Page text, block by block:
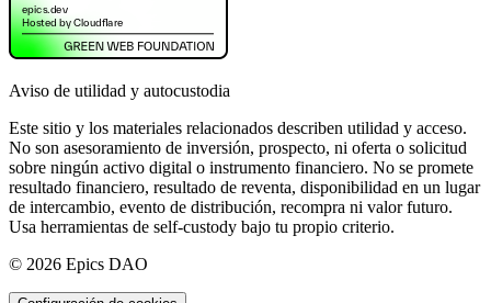
Aviso de utilidad y autocustodia
Este sitio y los materiales relacionados describen utilidad y acceso.
No son asesoramiento de inversión, prospecto, ni oferta o solicitud
sobre ningún activo digital o instrumento financiero. No se promete
resultado financiero, resultado de reventa, disponibilidad en un lugar
de intercambio, evento de distribución, recompra ni valor futuro.
Usa herramientas de self-custody bajo tu propio criterio.
© 2026 Epics DAO